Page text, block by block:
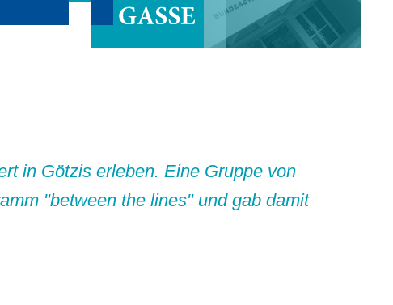
in Götzis erleben. Eine Gruppe von
"between the lines" und gab damit